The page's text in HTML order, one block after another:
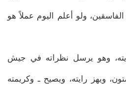
ولو أعلم اليوم عملاً هو
وهو يرسل نظراته في جيش
ويهز رايته، ويصيح ـ وكريمته